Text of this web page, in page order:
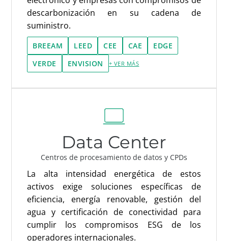
descarbonización en su cadena de
suministro.
BREEAM LEED CEE CAE
EDGE
VERDE
ENVISION + VER MÁS
Data Center
Centros de procesamiento de datos y CPDs
La alta intensidad energética de estos
activos exige soluciones específicas de
eficiencia, energía renovable, gestión del
agua y certificación de conectividad para
cumplir los compromisos ESG de los
operadores internacionales.